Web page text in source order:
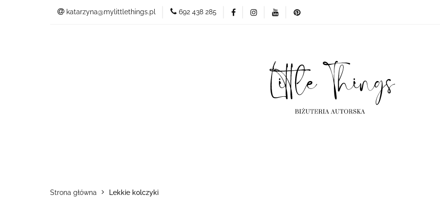
katarzyna@mylittlethings.pl 692 438 285
Kim jestem Oferta Kolekcje
Strona główna Lekkie kolczyki